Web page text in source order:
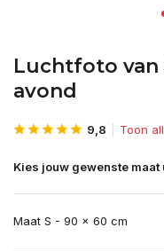
Luchtfoto van
avond
9,8 Toon
Kies jouw gewenste maat
Maat S - 90 x 60 cm